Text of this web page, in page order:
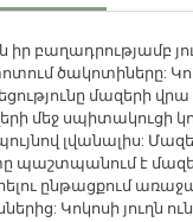
իր բաղադրությամբ
ծակոտիները:
մազերի
մեջ սպիտակուցի
լվանալիս:
պաշտպանում է
ընթացքում
Կոկոսի յուղն